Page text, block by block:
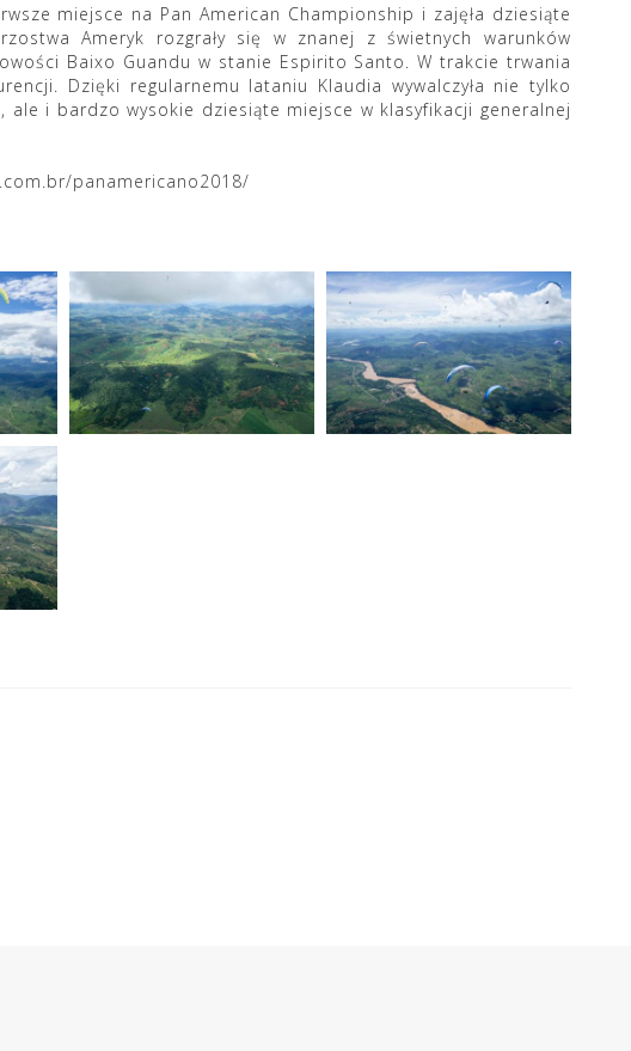
miejsce na Pan American Championship i zajęła dziesiąte
Ameryk rozgrały się w znanej z świetnych warunków
Baixo Guandu w stanie Espirito Santo. W trakcie trwania
Dzięki regularnemu lataniu Klaudia wywalczyła nie tylko
i bardzo wysokie dziesiąte miejsce w klasyfikacji generalnej
panamericano2018/